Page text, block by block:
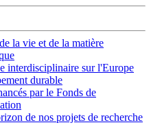
la vie et de la matière
interdisciplinaire sur l'Europe
durable
par le Fonds de
de nos projets de recherche